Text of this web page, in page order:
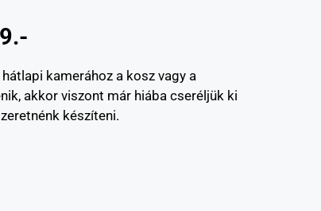
kamerához a kosz vagy a
akkor viszont már hiába cseréljük ki
készíteni.